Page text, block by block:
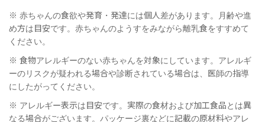
※ 赤ちゃんの食欲や発育・発達には個人差があります。月齢や進
め方は目安です。赤ちゃんのようすをみながら離乳食をすすめて
ください。
※ 食物アレルギーのない赤ちゃんを対象にしています。アレルギ
ーのリスクが疑われる場合や診断されている場合は、医師の指導
にしたがってください。
※ アレルギー表示は目安です。実際の食材および加工食品とは異
なる場合がございます。パッケージ裏などに記載の原材料やアレ